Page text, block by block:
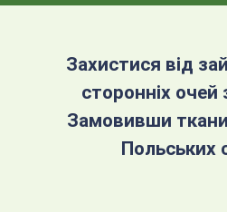
Захистися від
сторонніх очей
Замовивши
Польських